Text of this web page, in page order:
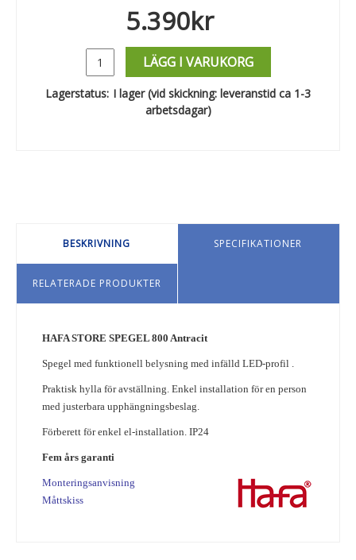
5.390kr
LÄGG I VARUKORG
Lagerstatus: I lager (vid skickning: leveranstid ca 1-3
arbetsdagar)
BESKRIVNING SPECIFIKATIONER
RELATERADE PRODUKTER
HAFA STORE SPEGEL 800 Antracit
Spegel med funktionell belysning med infälld LED-profil .
Praktisk hylla för avställning. Enkel installation för en person
med justerbara upphängningsbeslag.
Förberett för enkel el-installation. IP24
Fem års garanti
Monteringsanvisning
Måttskiss